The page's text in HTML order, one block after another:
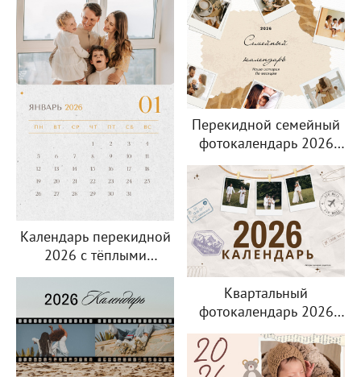
Календарь перекидной
2026 с тёплыми
семейными
фотографиями
Перекидной семейный
фотокалендарь 2026
с коллажем
из полароидных
снимков
Квартальный
фотокалендарь 2026
«Год после свадьбы»
с историями молодой
семьи и их дочери